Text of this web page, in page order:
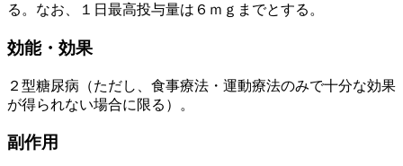
る。なお、１日最高投与量は６ｍｇまでとする。
効能・効果
２型糖尿病（ただし、食事療法・運動療法のみで十分な効果
が得られない場合に限る）。
副作用